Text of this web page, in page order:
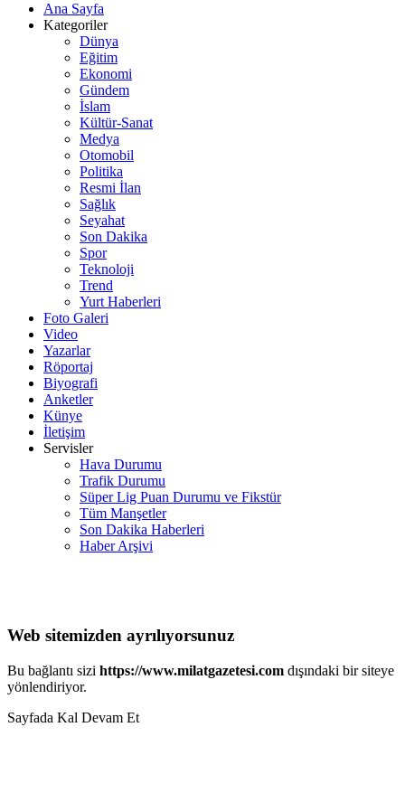
Ana Sayfa
Kategoriler
Dünya
Eğitim
Ekonomi
Gündem
İslam
Kültür-Sanat
Medya
Otomobil
Politika
Resmi İlan
Sağlık
Seyahat
Son Dakika
Spor
Teknoloji
Trend
Yurt Haberleri
Foto Galeri
Video
Yazarlar
Röportaj
Biyografi
Anketler
Künye
İletişim
Servisler
Hava Durumu
Trafik Durumu
Süper Lig Puan Durumu ve Fikstür
Tüm Manşetler
Son Dakika Haberleri
Haber Arşivi
Web sitemizden ayrılıyorsunuz
Bu bağlantı sizi https://www.milatgazetesi.com dışındaki bir siteye
yönlendiriyor.
Sayfada Kal Devam Et